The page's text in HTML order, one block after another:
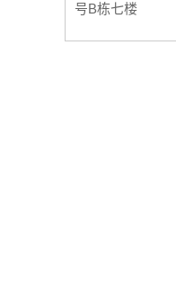
号B栋七楼